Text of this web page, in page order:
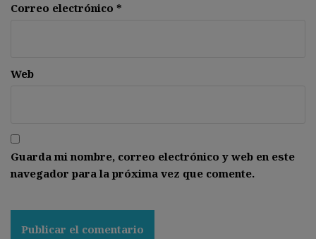
Correo electrónico *
Web
Guarda mi nombre, correo electrónico y web en este
navegador para la próxima vez que comente.